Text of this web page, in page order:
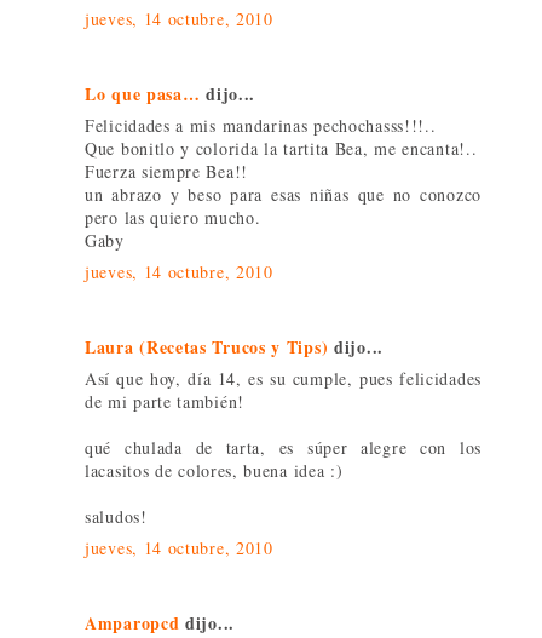
jueves, 14 octubre, 2010
Lo que pasa… dijo...
Felicidades a mis mandarinas pechochasss!!!..
Que bonitlo y colorida la tartita Bea, me encanta!..
Fuerza siempre Bea!!
un abrazo y beso para esas niñas que no conozco
pero las quiero mucho.
Gaby
jueves, 14 octubre, 2010
Laura (Recetas Trucos y Tips) dijo...
Así que hoy, día 14, es su cumple, pues felicidades
de mi parte también!
qué chulada de tarta, es súper alegre con los
lacasitos de colores, buena idea :)
saludos!
jueves, 14 octubre, 2010
Amparopcd dijo...